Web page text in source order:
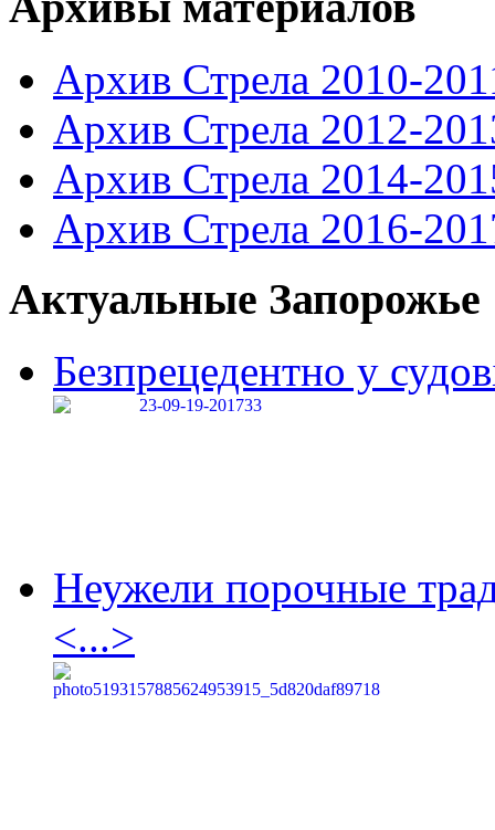
Архив Стрела 2010-
Архив Стрела 2012-
Архив Стрела 2014-
Архив Стрела 2016-
Актуальные Запорожье
Безпрецедентно у
Неужели порочные
<...>